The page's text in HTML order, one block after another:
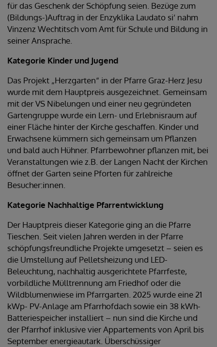
für das Geschenk der Schöpfung seien. Bezüge zum
(Bildungs-)Auftrag in der Enzyklika Laudato si‘ nahm
Vinzenz Wechtitsch vom Amt für Schule und Bildung in
seiner Ansprache.
Kategorie Kinder und Jugend
Das Projekt „Herzgarten“ in der Pfarre Graz-Herz Jesu
wurde mit dem Hauptpreis ausgezeichnet. Gemeinsam
mit der VS Nibelungen und einer neu gegründeten
Gartengruppe wurde ein Lern- und Erlebnisraum auf
einer Fläche hinter der Kirche geschaffen. Kinder und
Erwachsene kümmern sich gemeinsam um Pflanzen
und bald auch Hühner. Pfarrbewohner pflanzen mit, bei
Veranstaltungen wie z.B. der Langen Nacht der Kirchen
öffnet der Garten seine Pforten für zahlreiche
Besucher:innen.
Kategorie Nachhaltige Pfarrentwicklung
Der Hauptpreis dieser Kategorie ging an die Pfarre
Tieschen. Seit vielen Jahren werden in der Pfarre
schöpfungsfreundliche Projekte umgesetzt – seien es
die Umstellung auf Pelletsheizung und LED-
Beleuchtung, nachhaltig ausgerichtete Pfarrfeste,
vorbildliche Mülltrennung am Friedhof oder die
Wildblumenwiese im Pfarrgarten. 2025 wurde eine 21
kWp- PV-Anlage am Pfarrhofdach sowie ein 38 kWh-
Batteriespeicher installiert – nun sind die Kirche und
der Pfarrhof inklusive vier Appartements von April bis
September energieautark. Überschüssiger